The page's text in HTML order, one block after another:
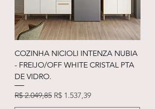
COZINHA NICIOLI INTENZA NUBIA
- FREIJO/OFF WHITE CRISTAL PTA
DE VIDRO.
Preço normal
R$ 2.049,85 Preço promocional
R$ 1.537,39